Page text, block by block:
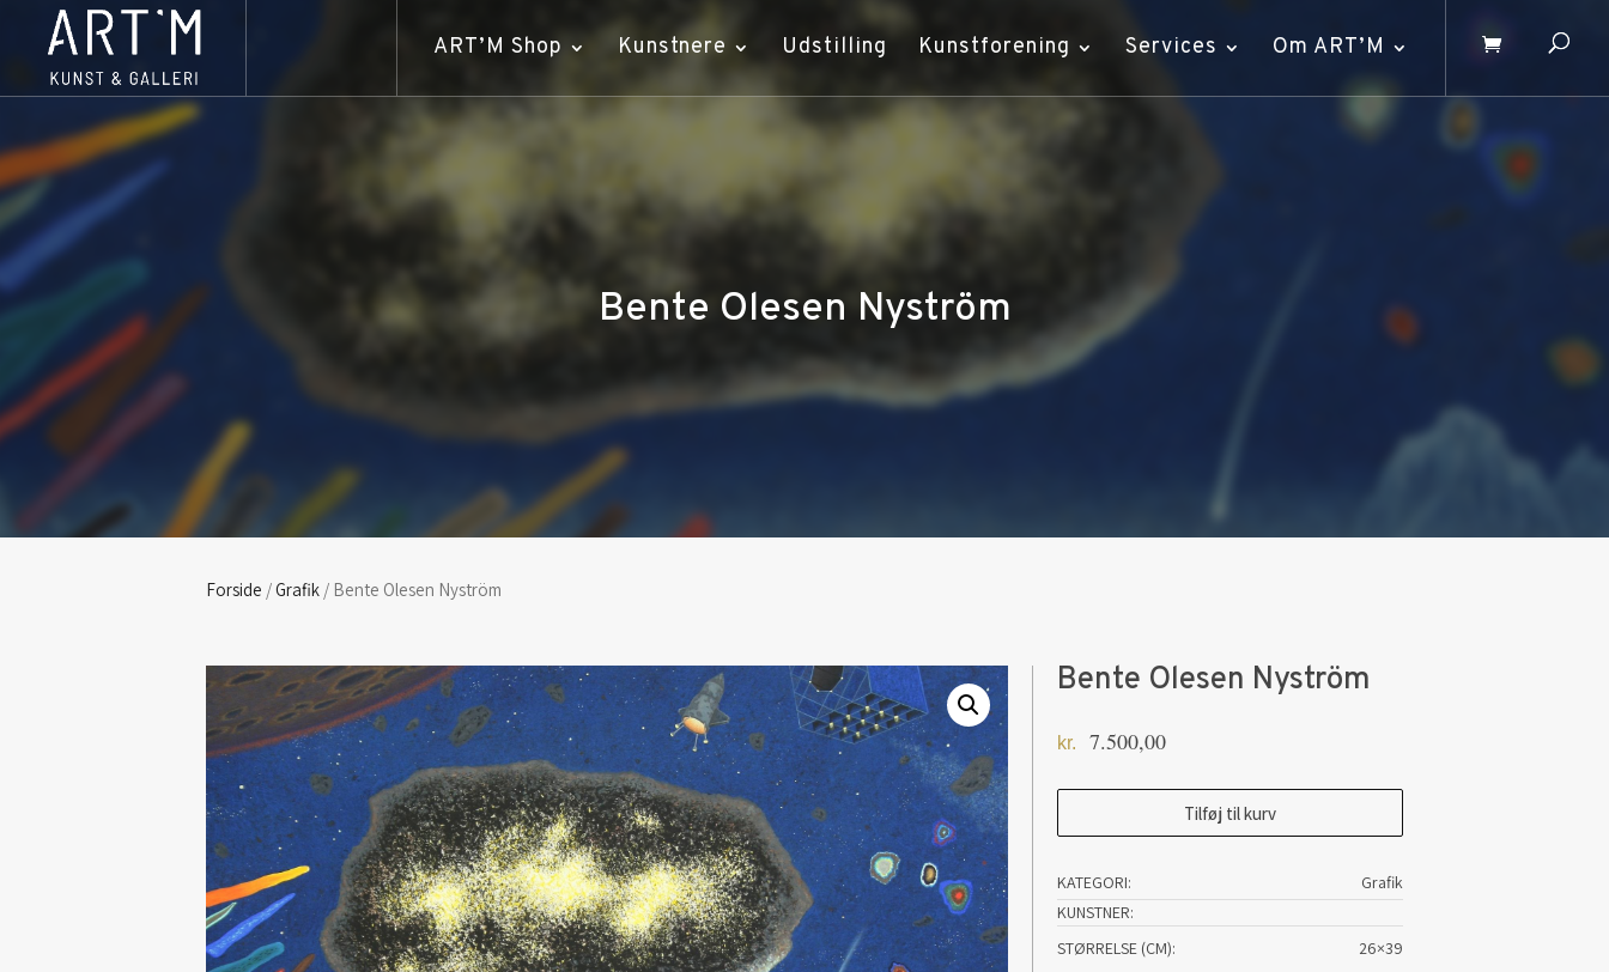
ART’M Shop Kunstnere Udstilling Kunstforening Services Om ART’M
Bente Olesen Nyström
Forside /Grafik / Bente Olesen Nyström
Bente Olesen Nyström
kr. 7.500,00
Olesen
antal
Tilføj til kurv
KATEGORI:
Grafik
KUNSTNER
STØRRELSE (CM)
26×39